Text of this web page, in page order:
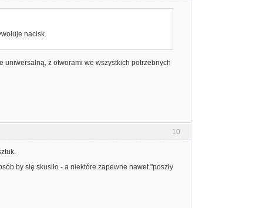
nacisk.
uniwersalną, z otworami we wszystkich potrzebnych
10
by się skusiło - a niektóre zapewne nawet "poszły